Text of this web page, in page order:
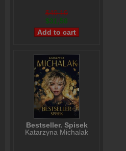
$40,10
$31,56
Bestseller. Spisek
Katarzyna Michalak